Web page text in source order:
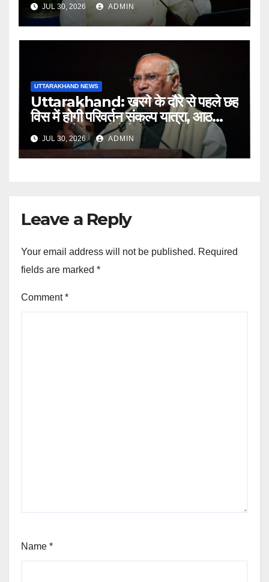
अधिकारियों को नोटिस…
JUL 30, 2026 ADMIN
UTTARAKHAND NEWS
Uttarakhand: खरगे के दौरे से पहले छह
विस में होगी परिवर्तन संकल्प यात्रा, आठ
अगस्त को हल्द्वानी में रैली
JUL 30, 2026 ADMIN
Leave a Reply
Your email address will not be published. Required
fields are marked *
Comment*
Name *